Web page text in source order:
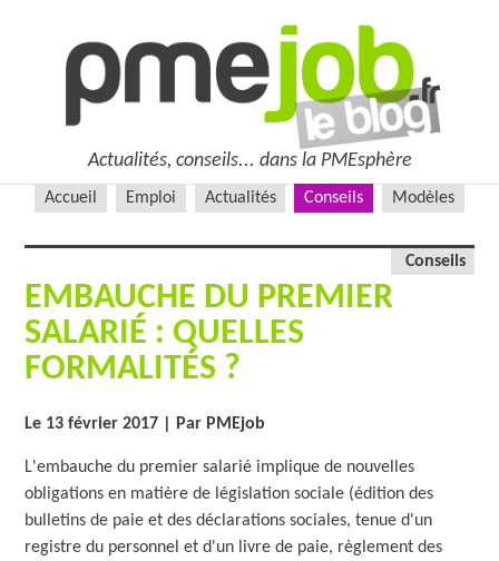
Actualités, conseils... dans la PMEsphère
Accueil Emploi Actualités Conseils Modèles
Conseils
EMBAUCHE DU PREMIER
SALARIÉ : QUELLES
FORMALITÉS ?
Le 13 février 2017 | Par PMEjob
L'embauche du premier salarié implique de nouvelles
obligations en matière de législation sociale (édition des
bulletins de paie et des déclarations sociales, tenue d'un
registre du personnel et d'un livre de paie, règlement des